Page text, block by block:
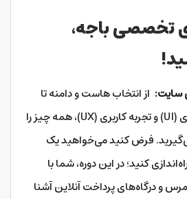
تخصصی باجه،
سایت: از انتخاب هاست و دامنه تا
طراحی رابط کاربری (UI) و تجربه کاربری (UX)، همه چیز را
فرض کنید می‌خواهید یک
کنید؛ در این دوره، شما با
و درگاه‌های پرداخت آنلاین آشنا